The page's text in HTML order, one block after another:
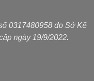
0317480958 do Sở Kế
ngày 19/9/2022.